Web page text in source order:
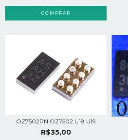
OZ7502PN OZ7502 U18 U19
R$35,00